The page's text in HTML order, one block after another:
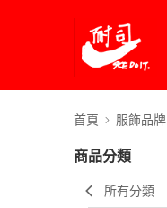
首頁 服飾品牌
商品分類
所有分類